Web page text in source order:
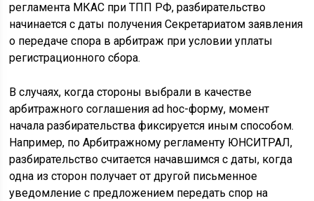
регламента МКАС при ТПП РФ, разбирательство
начинается с даты получения Секретариатом заявления
о передаче спора в арбитраж при условии уплаты
регистрационного сбора.
В случаях, когда стороны выбрали в качестве
арбитражного соглашения ad hoc-форму, момент
начала разбирательства фиксируется иным способом.
Например, по Арбитражному регламенту ЮНСИТРАЛ,
разбирательство считается начавшимся с даты, когда
одна из сторон получает от другой письменное
уведомление с предложением передать спор на